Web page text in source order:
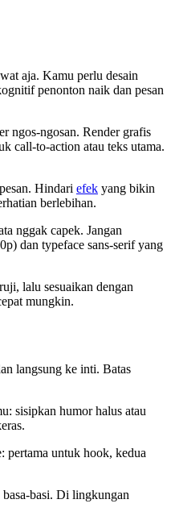
aja. Kamu perlu desain
penonton naik dan pesan
ngos-ngosan. Render grafis
call-to-action atau teks utama.
Hindari efek yang bikin
berlebihan.
nggak capek. Jangan
dan typeface sans-serif yang
lalu sesuaikan dengan
mungkin.
langsung ke inti. Batas
sisipkan humor halus atau
pertama untuk hook, kedua
basi. Di lingkungan